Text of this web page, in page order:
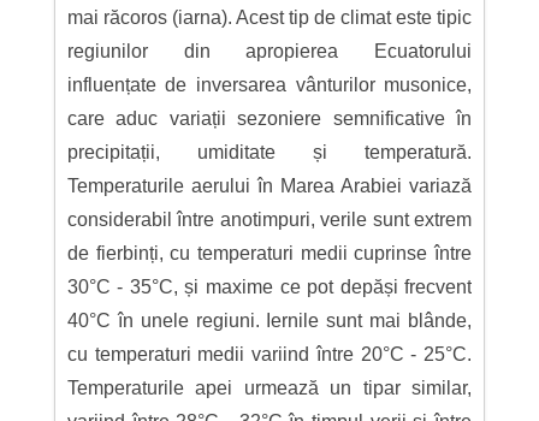
mai răcoros (iarna). Acest tip de climat este tipic
regiunilor din apropierea Ecuatorului
influențate de inversarea vânturilor musonice,
care aduc variații sezoniere semnificative în
precipitații, umiditate și temperatură.
Temperaturile aerului în Marea Arabiei variază
considerabil între anotimpuri, verile sunt extrem
de fierbinți, cu temperaturi medii cuprinse între
30°C - 35°C, și maxime ce pot depăși frecvent
40°C în unele regiuni. Iernile sunt mai blânde,
cu temperaturi medii variind între 20°C - 25°C.
Temperaturile apei urmează un tipar similar,